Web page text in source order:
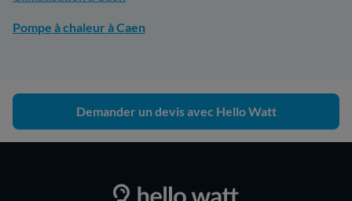
Pompe à chaleur à Caen
Demander un devis avec Hello Watt